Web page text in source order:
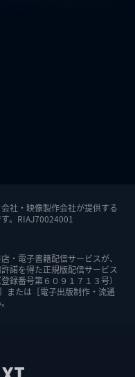
社・映像製作会社が提供する
。RIAJ70024001
・電子書籍配信サービスが、
諾を得た正規版配信サービス
録番号第６０９１７１３号）
または［電子出版制作・流通